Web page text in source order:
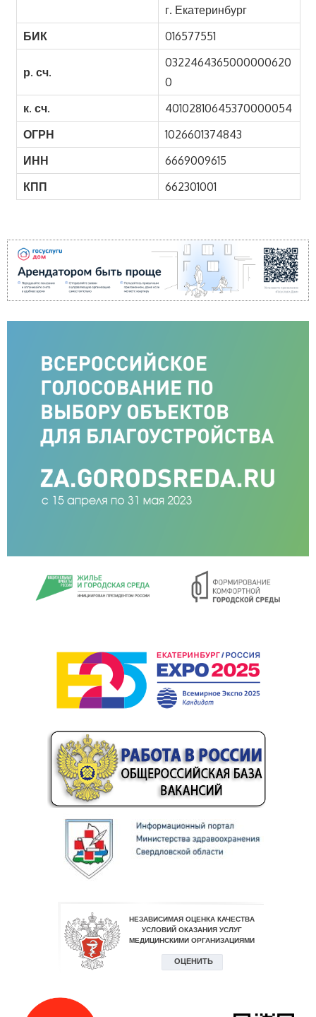
г. Екатеринбург
БИК
016577551
р. сч.
0322464365000000620
0
к. сч.
40102810645370000054
ОГРН
1026601374843
ИНН
6669009615
КПП
662301001